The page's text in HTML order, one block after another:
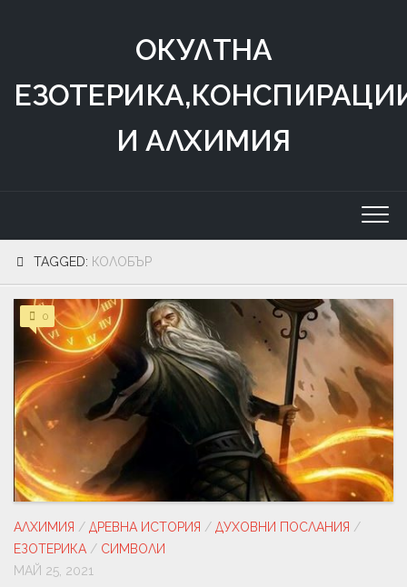
ОКУЛТНА
И АЛХИМИЯ
TAGGED: КОЛОБЪР
0
АЛХИМИЯ / ДРЕВНА ИСТОРИЯ / ДУХОВНИ ПОСЛАНИЯ /
ЕЗОТЕРИКА / СИМВОЛИ
МАЙ 25, 2021